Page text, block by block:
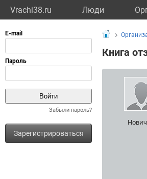
Vrachi38.ru Люди
Забыли пароль?
Зарегистрироваться
Книга